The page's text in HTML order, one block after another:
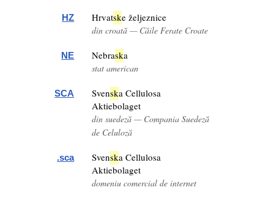
HZ Hrvatske željeznice
din croată — Căile Ferate Croate
NE Nebraska
stat american
SCA Svenska Cellulosa
Aktiebolaget
din suedeză — Compania Suedeză
de Celuloză
.sca Svenska Cellulosa
Aktiebolaget
domeniu comercial de internet